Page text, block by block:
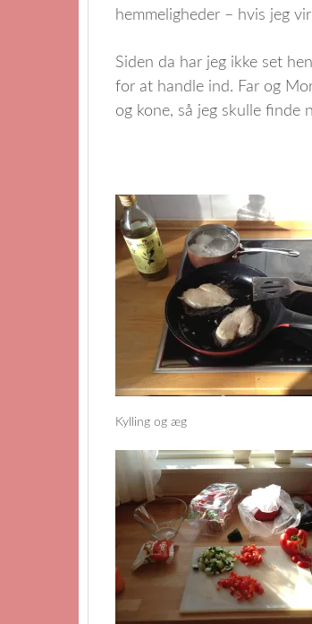
hemmeligheder – hvis jeg
Siden da har jeg ikke set
for at handle ind. Far og
og kone, så jeg skulle finde
Kylling og æg